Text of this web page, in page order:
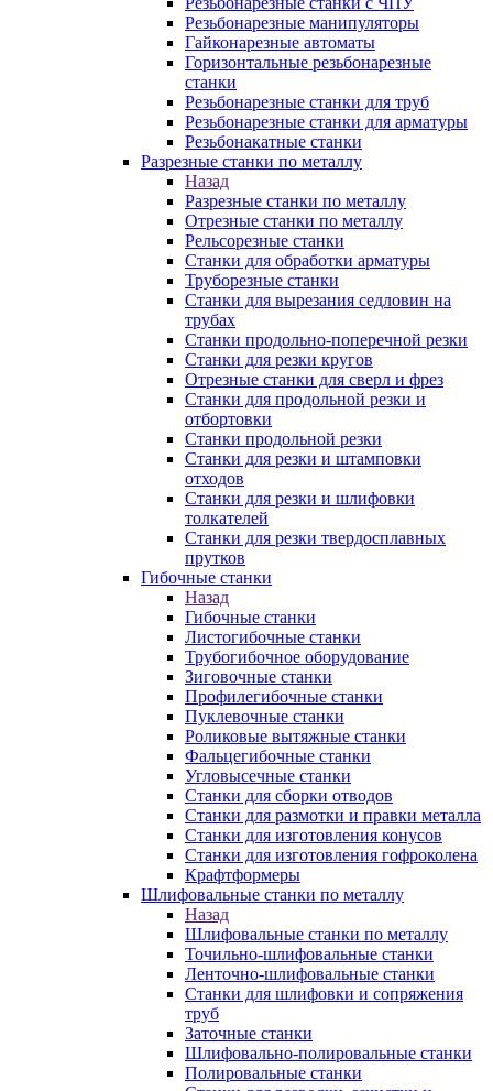
Резьбонарезные манипуляторы
Гайконарезные автоматы
Горизонтальные резьбонарезные
станки
Резьбонарезные станки для труб
Резьбонарезные станки для арматуры
Резьбонакатные станки
Разрезные станки по металлу
Назад
Разрезные станки по металлу
Отрезные станки по металлу
Рельсорезные станки
Станки для обработки арматуры
Труборезные станки
Станки для вырезания седловин на
трубаx
Станки продольно-поперечной резки
Станки для резки кругов
Отрезные станки для сверл и фрез
Станки для продольной резки и
отбортовки
Станки продольной резки
Станки для резки и штамповки
отходов
Станки для резки и шлифовки
толкателей
Станки для резки твердосплавных
прутков
Гибочные станки
Назад
Гибочные станки
Листогибочные станки
Трубогибочное оборудование
Зиговочные станки
Профилегибочные станки
Пуклевочные станки
Роликовые вытяжные станки
Фальцегибочные станки
Угловысечные станки
Станки для сборки отводов
Станки для размотки и правки металла
Станки для изготовления конусов
Станки для изготовления гофроколена
Крафтформеры
Шлифовальные станки по металлу
Назад
Шлифовальные станки по металлу
Точильно-шлифовальные станки
Ленточно-шлифовальные станки
Станки для шлифовки и сопряжения
труб
Заточные станки
Шлифовально-полировальные станки
Полировальные станки